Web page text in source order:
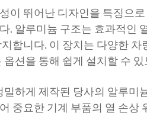
이 뛰어난 디자인을 특징으
. 알루미늄 구조는 효과적인
합니다. 이 장치는 다양한 차
션을 통해 쉽게 설치할 수
하게 제작된 당사의 알루미
중요한 기계 부품의 열 손상